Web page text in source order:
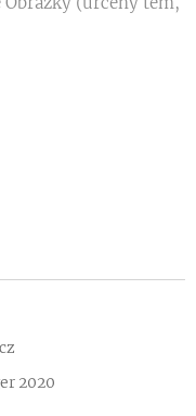
2020